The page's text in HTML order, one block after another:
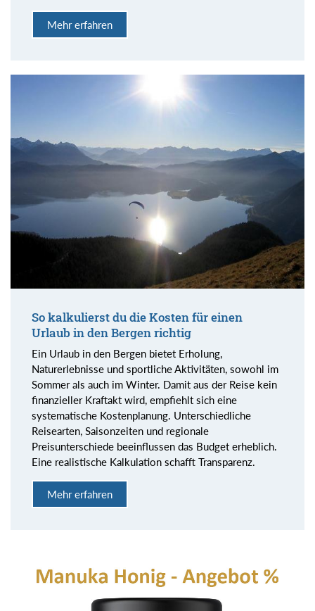
Mehr erfahren
So kalkulierst du die Kosten für einen
Urlaub in den Bergen richtig
Ein Urlaub in den Bergen bietet Erholung,
Naturerlebnisse und sportliche Aktivitäten, sowohl im
Sommer als auch im Winter. Damit aus der Reise kein
finanzieller Kraftakt wird, empfiehlt sich eine
systematische Kostenplanung. Unterschiedliche
Reisearten, Saisonzeiten und regionale
Preisunterschiede beeinflussen das Budget erheblich.
Eine realistische Kalkulation schafft Transparenz.
Mehr erfahren